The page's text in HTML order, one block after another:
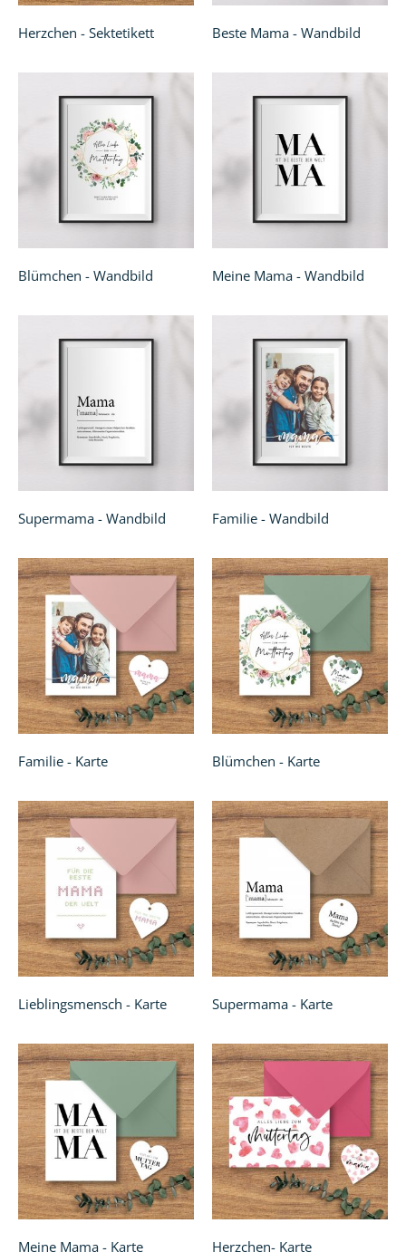
Herzchen - Sektetikett Beste Mama - Wandbild
Blümchen - Wandbild Meine Mama - Wandbild
Supermama - Wandbild Familie - Wandbild
Familie - Karte Blümchen - Karte
Lieblingsmensch - Karte Supermama - Karte
Meine Mama - Karte Herzchen- Karte